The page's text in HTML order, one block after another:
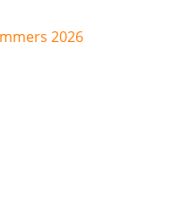
2026